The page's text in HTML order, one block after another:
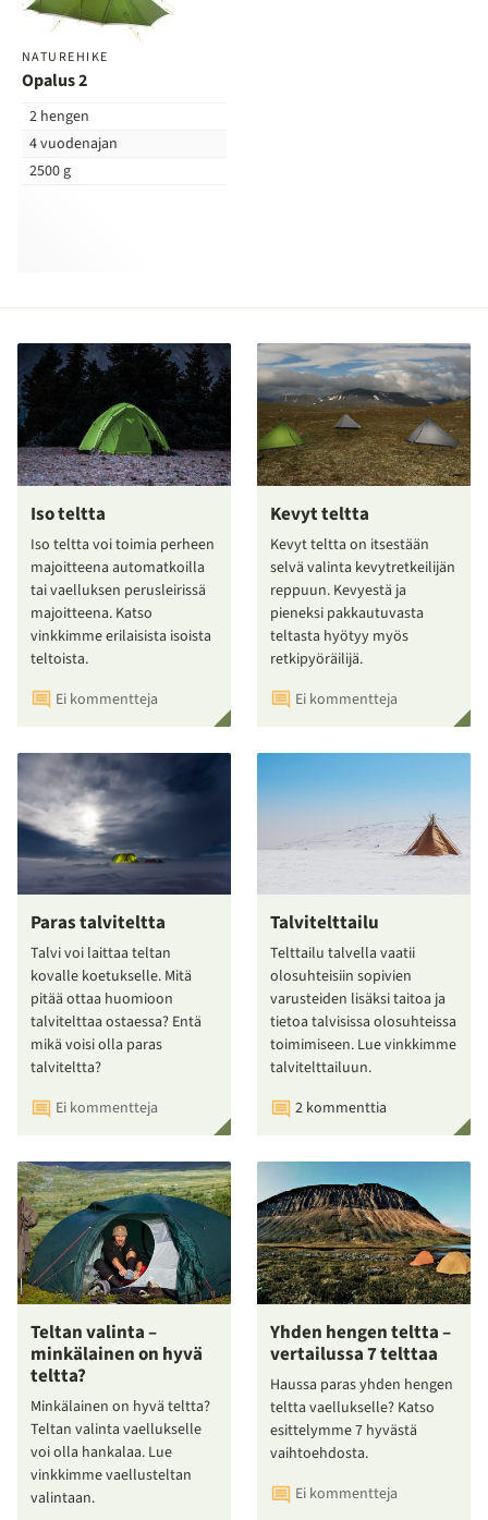
NATUREHIKE
Opalus 2
2 hengen
4 vuodenajan
2500 g
Iso teltta
Iso teltta voi toimia perheen
majoitteena automatkoilla
tai vaelluksen perusleirissä
majoitteena. Katso
vinkkimme erilaisista isoista
teltoista.
Ei kommentteja
Kevyt teltta
Kevyt teltta on itsestään
selvä valinta kevytretkeilijän
reppuun. Kevyestä ja
pieneksi pakkautuvasta
teltasta hyötyy myös
retkipyöräilijä.
Ei kommentteja
Paras talviteltta
Talvi voi laittaa teltan
kovalle koetukselle. Mitä
pitää ottaa huomioon
talvitelttaa ostaessa? Entä
mikä voisi olla paras
talviteltta?
Ei kommentteja
Talvitelttailu
Telttailu talvella vaatii
olosuhteisiin sopivien
varusteiden lisäksi taitoa ja
tietoa talvisissa olosuhteissa
toimimiseen. Lue vinkkimme
talvitelttailuun.
2 kommenttia
Teltan valinta –
minkälainen on hyvä
teltta?
Minkälainen on hyvä teltta?
Teltan valinta vaellukselle
voi olla hankalaa. Lue
vinkkimme vaellusteltan
valintaan.
Yhden hengen teltta –
vertailussa 7 telttaa
Haussa paras yhden hengen
teltta vaellukselle? Katso
esittelymme 7 hyvästä
vaihtoehdosta.
Ei kommentteja